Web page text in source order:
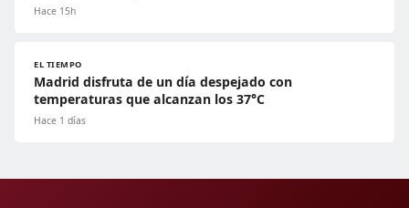
Hace 15h
EL TIEMPO
Madrid disfruta de un día despejado con
temperaturas que alcanzan los 37°C
Hace 1 días